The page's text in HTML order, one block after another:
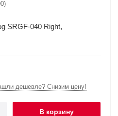
SRGF-040 Right,
дешевле? Снизим цену!
В корзину